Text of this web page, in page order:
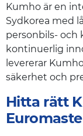
Kumho är en
Sydkorea med
personbils- och
kontinuerlig
levererar
säkerhet och
Hitta rätt